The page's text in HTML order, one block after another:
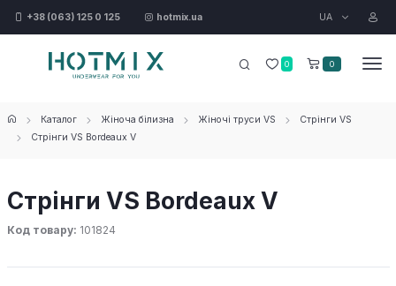
+38 (063) 125 0 125 hotmix.ua UA
0 0
Каталог Жіноча білизна Жіночі труси VS
Стрінги VS
Стрінги VS Bordeaux V
Стрінги VS Bordeaux V
Код товару: 101824